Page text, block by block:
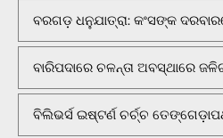
ବରଗଡ଼ ଧନୁଯାତ୍ରା: କଂସଙ୍କ
ବାରିପଦାରେ ଚଳନ୍ତା ଅବସ୍ଥାରେ
ବିଲିଭର୍ସ ଇଷ୍ଟର୍ଣ ଚର୍ଚ୍ଚ